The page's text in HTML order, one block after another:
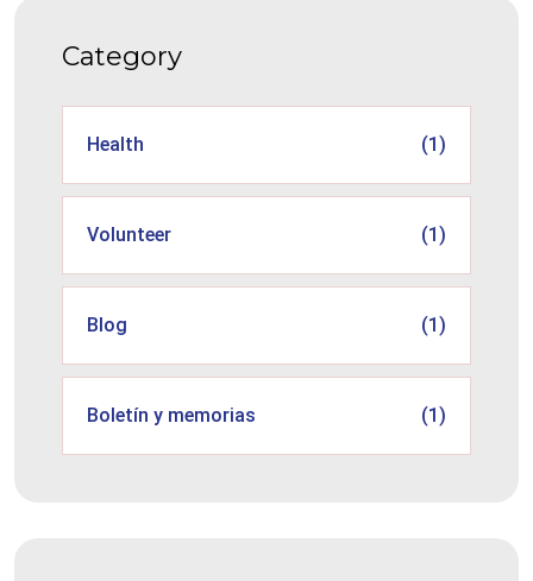
Category
Health (1)
Volunteer (1)
Blog (1)
Boletín y memorias (1)